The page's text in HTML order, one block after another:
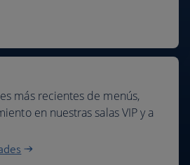
más recientes de menús,
en nuestras salas VIP y a